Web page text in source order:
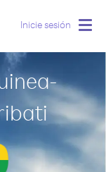
Inicie sesión